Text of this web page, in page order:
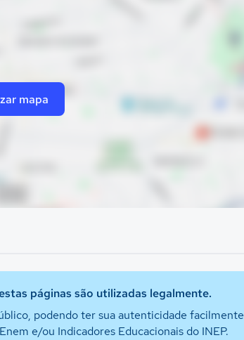
mapa
páginas são utilizadas legalmente.
podendo ter sua autenticidade facilmente
e/ou Indicadores Educacionais do INEP.